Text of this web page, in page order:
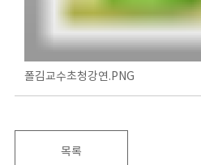
폴김교수초청강연.PNG
목록